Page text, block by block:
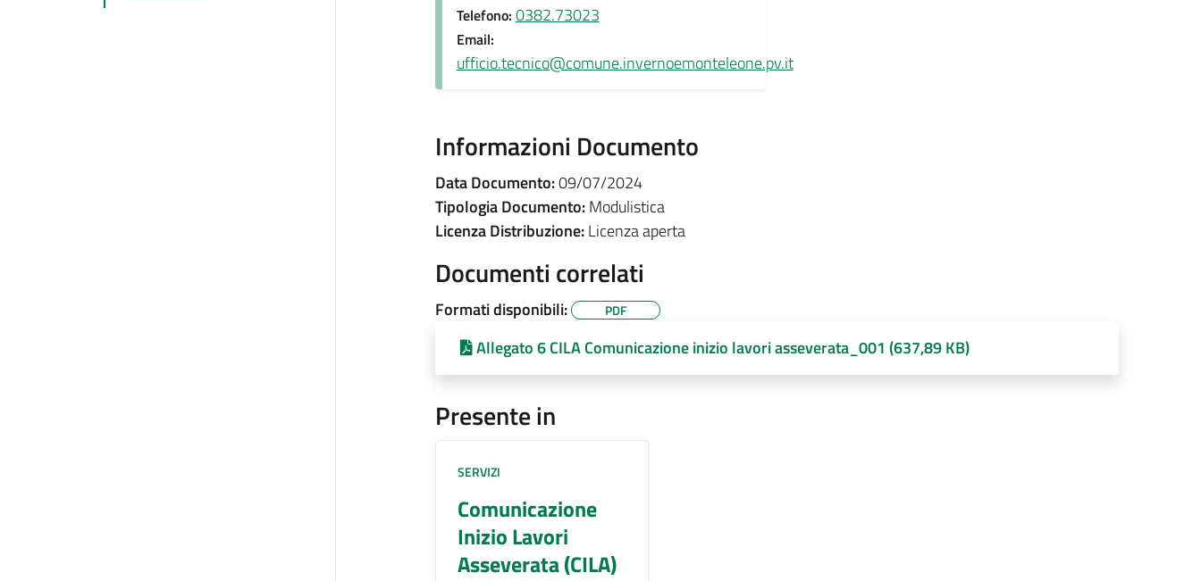
Telefono: 0382.73023
Email:
ufficio.tecnico@comune.invernoemonteleone.pv.it
Informazioni Documento
Data Documento:09/07/2024
Tipologia Documento:Modulistica
Licenza Distribuzione:Licenza aperta
Documenti correlati
Formati disponibili: PDF
Allegato 6 CILA Comunicazione inizio lavori asseverata_001 (637,89 KB)
Presente in
SERVIZI
Comunicazione
Inizio Lavori
Asseverata (CILA)